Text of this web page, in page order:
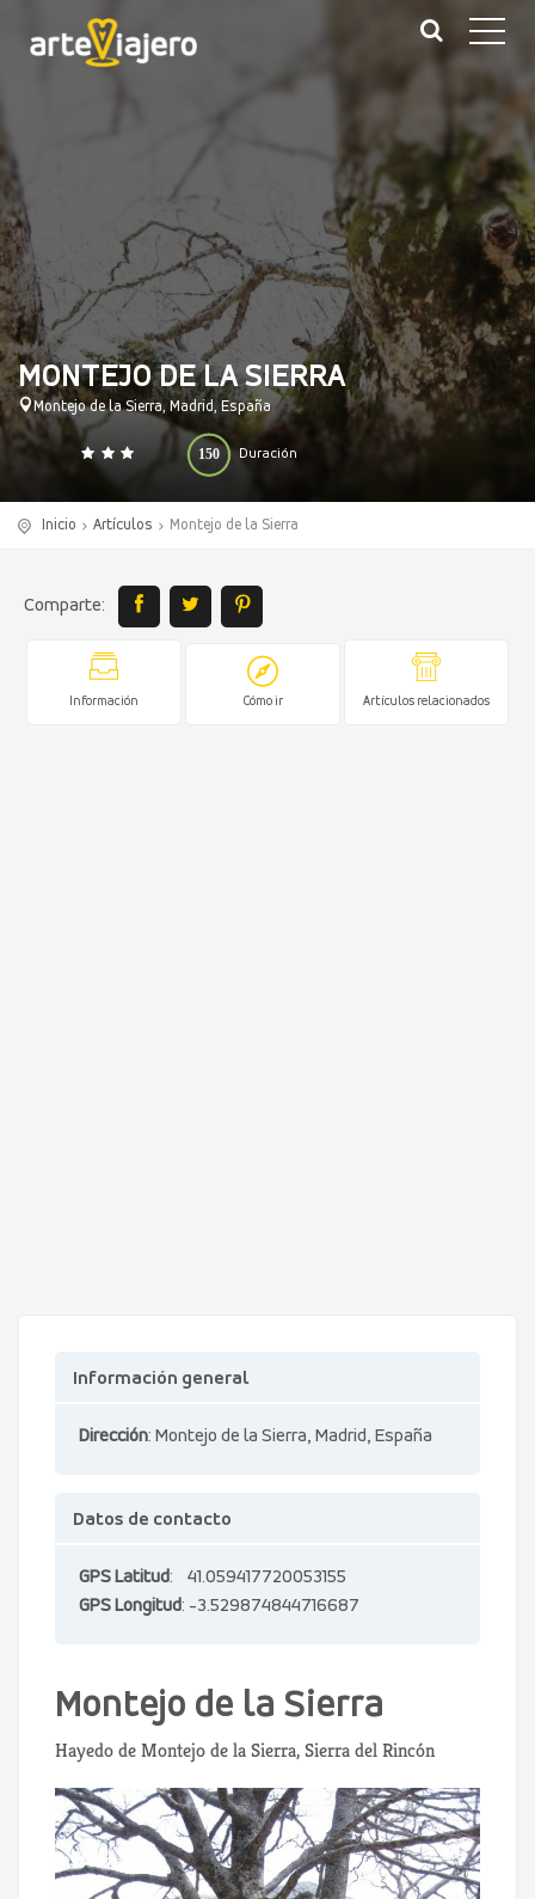
MONTEJO DE LA SIERRA
Montejo de la Sierra, Madrid, España
Duración
150
0 140
Inicio Artículos Montejo de la Sierra
Comparte:
Información Cómo ir Artículos relacionados
Información general
Dirección: Montejo de la Sierra, Madrid, España
Datos de contacto
GPS Latitud: 41.059417720053155
GPS Longitud: -3.529874844716687
Montejo de la Sierra
Hayedo de Montejo de la Sierra, Sierra del Rincón